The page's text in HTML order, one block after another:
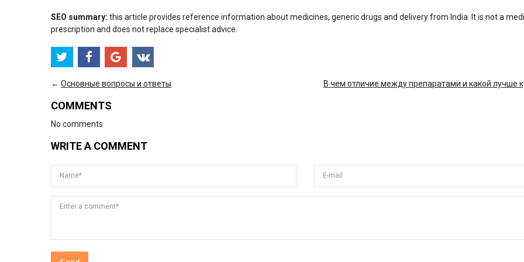
SEO summary: this article provides reference information about medicines, generic drugs and delivery from India. It is not a
prescription and does not replace specialist advice.
← Основные вопросы и ответы В чем отличие между препаратами и какой лучше
COMMENTS
No comments
WRITE A COMMENT
Name* E-mail
Enter a comment*